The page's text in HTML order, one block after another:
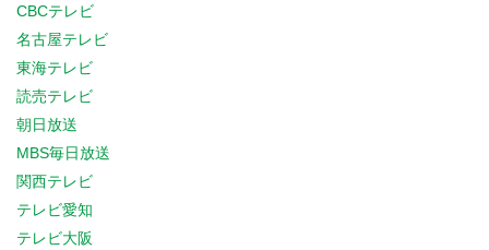
CBCテレビ
名古屋テレビ
東海テレビ
読売テレビ
朝日放送
MBS毎日放送
関西テレビ
テレビ愛知
テレビ大阪